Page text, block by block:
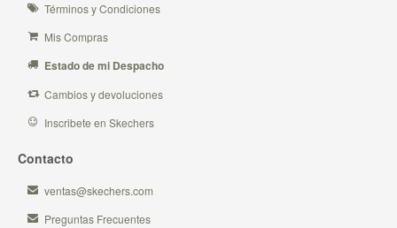
Términos y Condiciones
Mis Compras
Estado de mi Despacho
Cambios y devoluciones
Inscribete en Skechers
Contacto
ventas@skechers.com
Preguntas Frecuentes